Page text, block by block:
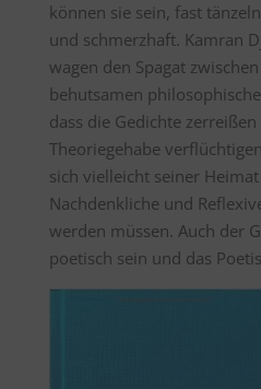
können sie sein, fast
und schmerzhaft. Kamran
wagen den Spagat
behutsamen
dass die Gedichte
Theoriegehabe
sich vielleicht seiner
Nachdenkliche und
werden müssen. Auch der
poetisch sein und das